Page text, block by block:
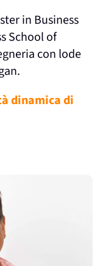
in Business
School of
con lode
dinamica di